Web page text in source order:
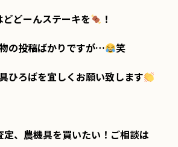
どどーんステーキを
！
の投稿ばかりですが…
笑
ひろばを宜しくお願い致します
定、農機具を買いたい！ご相談は